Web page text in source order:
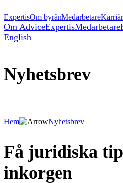
ExpertisOm byrånMedarbetareKarriär
Om AdviceExpertisMedarbetare
English
Nyhetsbrev
Hem Nyhetsbrev
Få juridiska
inkorgen